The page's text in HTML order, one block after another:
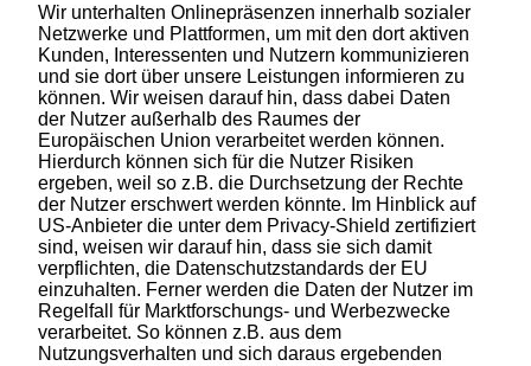
Wir unterhalten Onlinepräsenzen innerhalb sozialer
Netzwerke und Plattformen, um mit den dort aktiven
Kunden, Interessenten und Nutzern kommunizieren
und sie dort über unsere Leistungen informieren zu
können. Wir weisen darauf hin, dass dabei Daten
der Nutzer außerhalb des Raumes der
Europäischen Union verarbeitet werden können.
Hierdurch können sich für die Nutzer Risiken
ergeben, weil so z.B. die Durchsetzung der Rechte
der Nutzer erschwert werden könnte. Im Hinblick auf
US-Anbieter die unter dem Privacy-Shield zertifiziert
sind, weisen wir darauf hin, dass sie sich damit
verpflichten, die Datenschutzstandards der EU
einzuhalten. Ferner werden die Daten der Nutzer im
Regelfall für Marktforschungs- und Werbezwecke
verarbeitet. So können z.B. aus dem
Nutzungsverhalten und sich daraus ergebenden